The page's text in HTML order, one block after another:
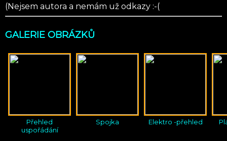
(Nejsem autora a nemám už odkazy :-(
GALERIE OBRÁZKŮ
Přehled
uspořádání
Spojka Elektro -přehled